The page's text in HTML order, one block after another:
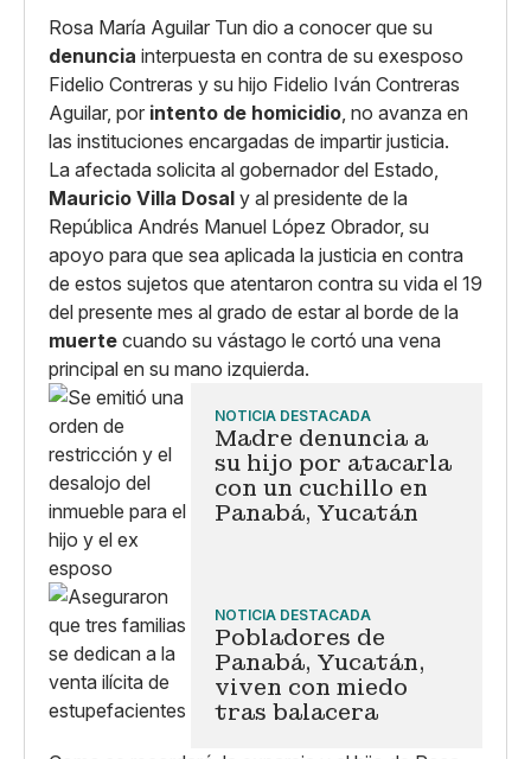
Copiar enlace
Rosa María Aguilar Tun dio a conocer que su
denuncia interpuesta en contra de su exesposo
Fidelio Contreras y su hijo Fidelio Iván Contreras
Aguilar, por intento de homicidio, no avanza en
las instituciones encargadas de impartir justicia.
La afectada solicita al gobernador del Estado,
Mauricio Villa Dosal y al presidente de la
República Andrés Manuel López Obrador, su
apoyo para que sea aplicada la justicia en contra
de estos sujetos que atentaron contra su vida el 19
del presente mes al grado de estar al borde de la
muerte cuando su vástago le cortó una vena
principal en su mano izquierda.
NOTICIA DESTACADA
Madre denuncia a
su hijo por atacarla
con un cuchillo en
Panabá, Yucatán
NOTICIA DESTACADA
Pobladores de
Panabá, Yucatán,
viven con miedo
tras balacera